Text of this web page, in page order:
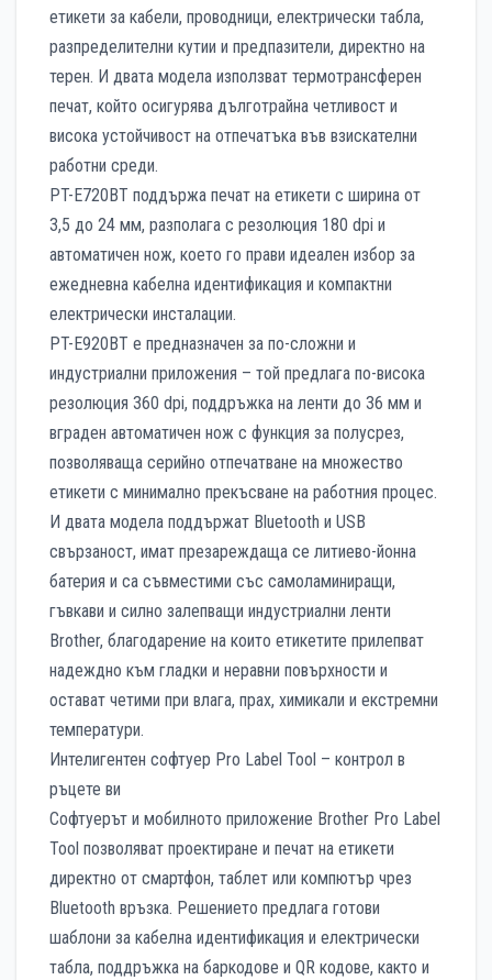
етикети за кабели, проводници, електрически табла,
разпределителни кутии и предпазители, директно на
терен. И двата модела използват термотрансферен
печат, който осигурява дълготрайна четливост и
висока устойчивост на отпечатъка във взискателни
работни среди.
PT-E720BT поддържа печат на етикети с ширина от
3,5 до 24 мм, разполага с резолюция 180 dpi и
автоматичен нож, което го прави идеален избор за
ежедневна кабелна идентификация и компактни
електрически инсталации.
PT-E920BT е предназначен за по-сложни и
индустриални приложения – той предлага по-висока
резолюция 360 dpi, поддръжка на ленти до 36 мм и
вграден автоматичен нож с функция за полусрез,
позволяваща серийно отпечатване на множество
етикети с минимално прекъсване на работния процес.
И двата модела поддържат Bluetooth и USB
свързаност, имат презареждаща се литиево-йонна
батерия и са съвместими със самоламиниращи,
гъвкави и силно залепващи индустриални ленти
Brother, благодарение на които етикетите прилепват
надеждно към гладки и неравни повърхности и
остават четими при влага, прах, химикали и екстремни
температури.
Интелигентен софтуер Pro Label Tool – контрол в
ръцете ви
Софтуерът и мобилното приложение Brother Pro Label
Tool позволяват проектиране и печат на етикети
директно от смартфон, таблет или компютър чрез
Bluetooth връзка. Решението предлага готови
шаблони за кабелна идентификация и електрически
табла, поддръжка на баркодове и QR кодове, както и